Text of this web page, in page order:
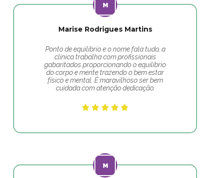
Marise Rodrigues Martins
Ponto de equilibrio e o nome fala tudo, a
clínica trabalha com profissionais
gabaritados proporcionando o equilíbrio
do corpo e mente trazendo o bem estar
físico e mental. É maravilhoso ser bem
cuidada com atenção dedicação.